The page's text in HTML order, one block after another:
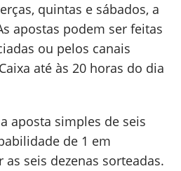
quintas e sábados, a
apostas podem ser feitas
ou pelos canais
até às 20 horas do dia
aposta simples de seis
de 1 em
as seis dezenas sorteadas.